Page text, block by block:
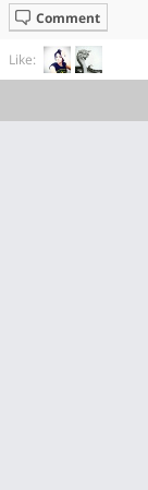
Comment
Like: